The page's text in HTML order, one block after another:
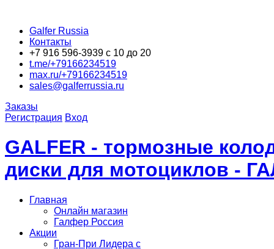
Galfer Russia
Контакты
+7 916 596-3939 с 10 до 20
t.me/+79166234519
max.ru/+79166234519
sales@galferrussia.ru
Заказы
Регистрация Вход
GALFER - тормозные
диски для мотоциклов -
Главная
Онлайн магазин
Галфер Россия
Акции
Гран-При Лидера c